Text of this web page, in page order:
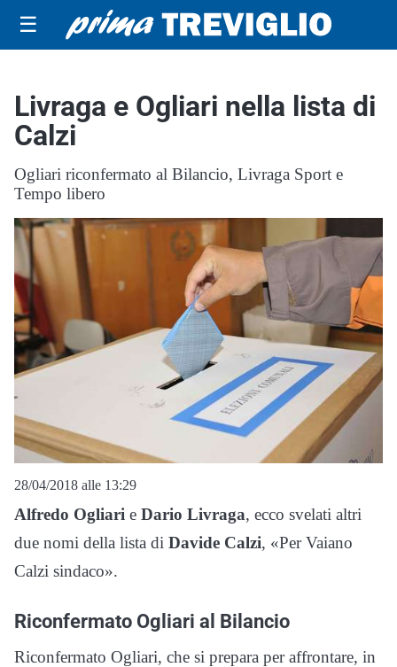
☰
Livraga e Ogliari nella lista di
Calzi
Ogliari riconfermato al Bilancio, Livraga Sport e
Tempo libero
28/04/2018 alle 13:29
Alfredo Ogliari e Dario Livraga, ecco svelati altri
due nomi della lista di Davide Calzi, «Per Vaiano
Calzi sindaco».
Riconfermato Ogliari al Bilancio
Riconfermato Ogliari, che si prepara per affrontare, in